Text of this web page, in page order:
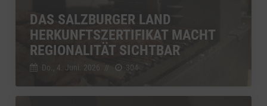
DAS SALZBURGER LAND
HERKUNFTSZERTIFIKAT MACHT
REGIONALITÄT SICHTBAR
Do., 4. Juni. 2026 // 304